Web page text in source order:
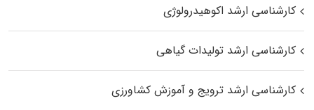
کارشناسی ارشد اکوهیدرولوژی
کارشناسی ارشد تولیدات گیاهی
کارشناسی ارشد ترویج و آموزش کشاورزی